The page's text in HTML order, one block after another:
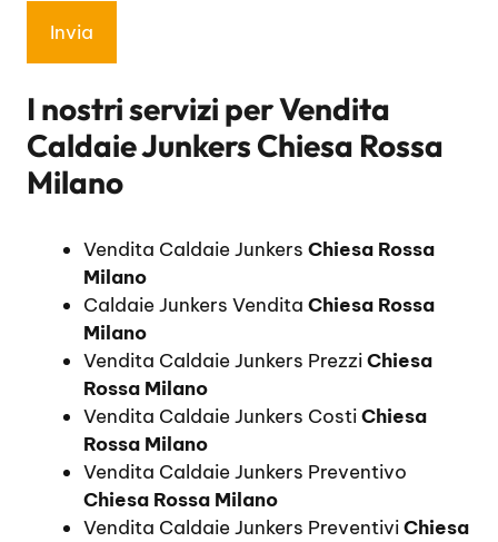
I nostri servizi perVendita
Caldaie Junkers Chiesa Rossa
Milano
Vendita Caldaie Junkers Chiesa Rossa
Milano
Caldaie Junkers Vendita Chiesa Rossa
Milano
Vendita Caldaie Junkers PrezziChiesa
Rossa Milano
Vendita Caldaie Junkers CostiChiesa
Rossa Milano
Vendita Caldaie Junkers Preventivo
Chiesa Rossa Milano
Vendita Caldaie Junkers PreventiviChiesa